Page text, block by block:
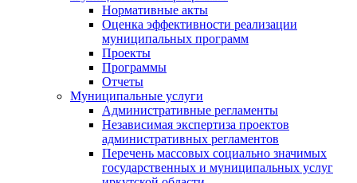
Нормативные акты
Оценка эффективности реализации
муниципальных программ
Проекты
Программы
Отчеты
Муниципальные услуги
Административные регламенты
Независимая экспертиза проектов
административных регламентов
Перечень массовых социально значимых
государственных и муниципальных услуг